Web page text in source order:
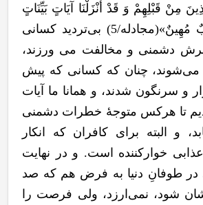
مِنْ قَبْلِهِمْ وَ قَدْ أَنْزَلْنَا آيَاتٍ بَيِّنَاتٍ
5) بی
تردید کسانی
دشمنی و مخالفت می ورزند،
میشوند، چنان که کسانی که پیش
و سرنگون شدند، و همانا ما آیات
تا هرکس متوجۀ خطرات دشمنی
و البته برای کافران که انکار
عذابی خوارکننده است. و در نهایت
در طوفانِ دنیا به فرض هم که صد
شود، نمیارزد، ولی فرصت را